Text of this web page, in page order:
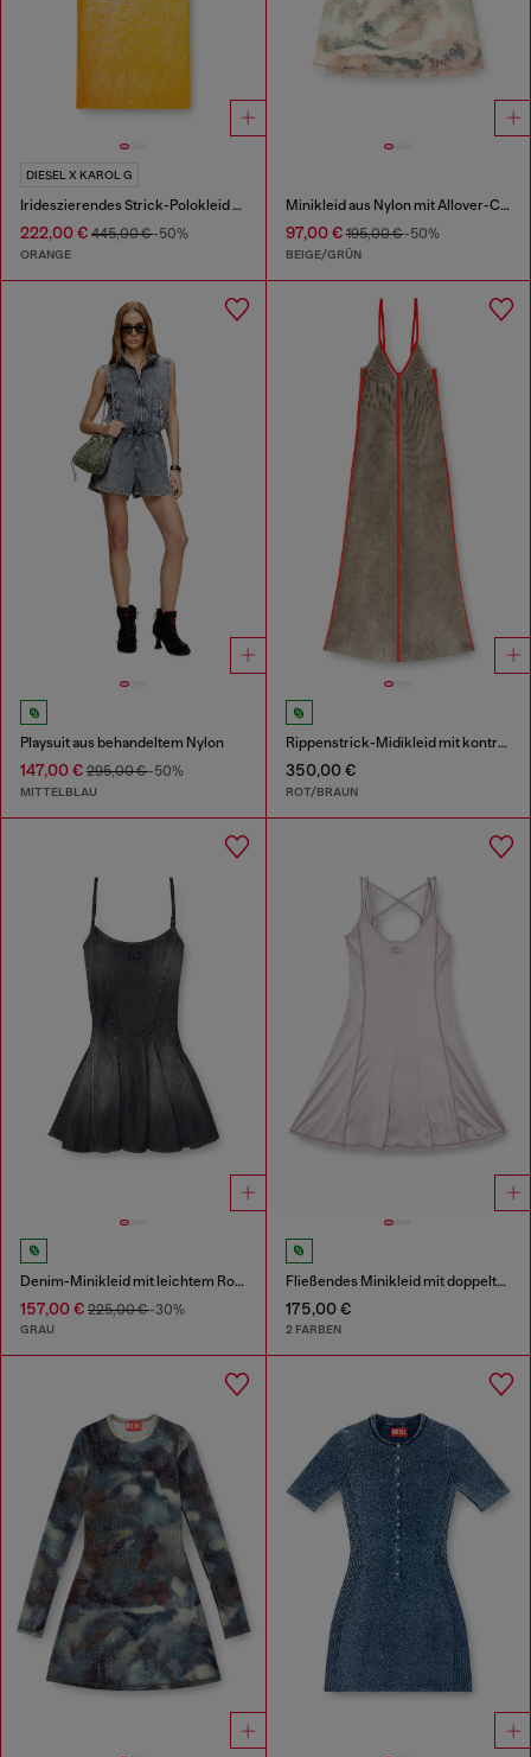
DIESEL X KAROL G
Irideszierendes Strick-Polokleid mit Lotus-Print
222,00 € 445,00 €-50%
ORANGE
Minikleid aus Nylon mit Allover-Camouflagemuster und Kristalldetails
97,00 €195,00 €-50%
BEIGE/GRÜN
Playsuit aus behandeltem Nylon
147,00 € 295,00 €-50%
MITTELBLAU
Rippenstrick-Midikleid mit kontrastierenden Bändern
350,00 €
ROT/BRAUN
Denim-Minikleid mit leichtem Rock
157,00 € 225,00 €-30%
GRAU
Fließendes Minikleid mit doppelten Trägern
175,00 €
2 FARBEN